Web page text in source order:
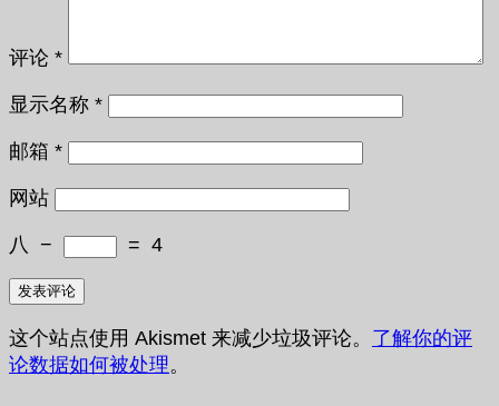
评论 *
显示名称 *
邮箱 *
网站
八 − = 4
这个站点使用 Akismet 来减少垃圾评论。 了解你的评
论数据如何被处理。